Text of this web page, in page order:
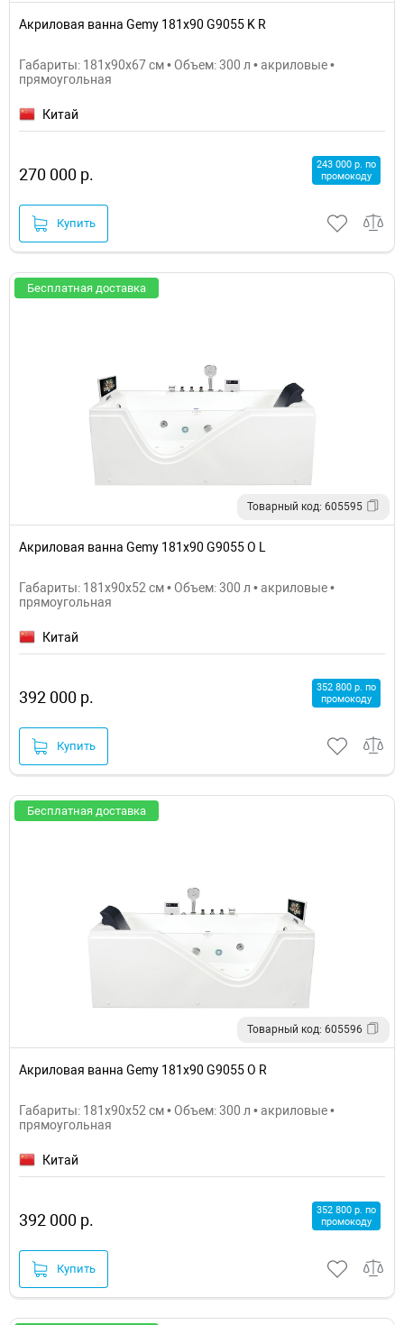
Акриловая ванна Gemy 181x90 G9055 K R
Габариты: 181x90x67 см • Объем: 300 л • акриловые •
прямоугольная
Китай
270 000 р.
243 000 р. по
промокоду
Купить
Бесплатная доставка
Товарный код: 605595
Акриловая ванна Gemy 181x90 G9055 O L
Габариты: 181x90x52 см • Объем: 300 л • акриловые •
прямоугольная
Китай
392 000 р.
352 800 р. по
промокоду
Купить
Бесплатная доставка
Товарный код: 605596
Акриловая ванна Gemy 181x90 G9055 O R
Габариты: 181x90x52 см • Объем: 300 л • акриловые •
прямоугольная
Китай
392 000 р.
352 800 р. по
промокоду
Купить